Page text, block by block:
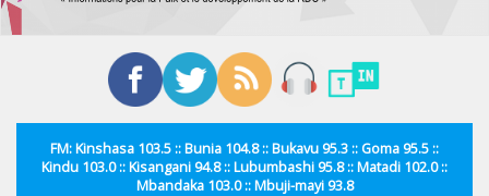
FM: Kinshasa 103.5 :: Bunia 104.8 :: Bukavu 95.3 :: Goma 95.5 ::
Kindu 103.0 :: Kisangani 94.8 :: Lubumbashi 95.8 :: Matadi 102.0 ::
Mbandaka 103.0 :: Mbuji-mayi 93.8